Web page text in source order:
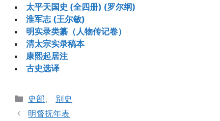
太平天国史 (全四册) (罗尔纲)
淮军志 (王尔敏)
明实录类纂（人物传记卷）
清太宗实录稿本
康熙起居注
古史选译
分
类
史部、 别史
明督抚年表